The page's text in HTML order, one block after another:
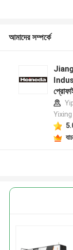
আমাদের সম্পর্কে
Yixing